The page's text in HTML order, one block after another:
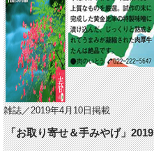
雑誌／2019年4月10日掲載
「お取り寄せ＆手みやげ」2019